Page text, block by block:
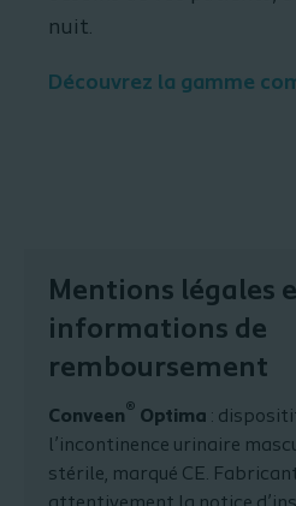
nuit.
Découvrez la gamme
Mentions légales
informations de
remboursement
Conveen® Optima :
l’incontinence urinaire
stérile, marqué CE.